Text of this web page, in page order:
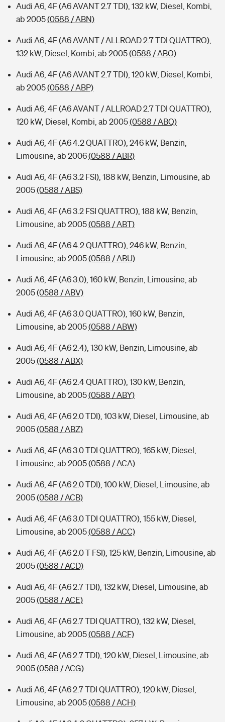
Audi A6, 4F (A6 AVANT 2.7 TDI), 132 kW, Diesel, Kombi,
ab 2005(0588 / ABN)
Audi A6, 4F (A6 AVANT / ALLROAD 2.7 TDI QUATTRO),
132 kW, Diesel, Kombi, ab 2005(0588 / ABO)
Audi A6, 4F (A6 AVANT 2.7 TDI), 120 kW, Diesel, Kombi,
ab 2005(0588 / ABP)
Audi A6, 4F (A6 AVANT / ALLROAD 2.7 TDI QUATTRO),
120 kW, Diesel, Kombi, ab 2005(0588 / ABQ)
Audi A6, 4F (A6 4.2 QUATTRO), 246 kW, Benzin,
Limousine, ab 2006(0588 / ABR)
Audi A6, 4F (A6 3.2 FSI), 188 kW, Benzin, Limousine, ab
2005(0588 / ABS)
Audi A6, 4F (A6 3.2 FSI QUATTRO), 188 kW, Benzin,
Limousine, ab 2005(0588 / ABT)
Audi A6, 4F (A6 4.2 QUATTRO), 246 kW, Benzin,
Limousine, ab 2005(0588 / ABU)
Audi A6, 4F (A6 3.0), 160 kW, Benzin, Limousine, ab
2005(0588 / ABV)
Audi A6, 4F (A6 3.0 QUATTRO), 160 kW, Benzin,
Limousine, ab 2005(0588 / ABW)
Audi A6, 4F (A6 2.4), 130 kW, Benzin, Limousine, ab
2005(0588 / ABX)
Audi A6, 4F (A6 2.4 QUATTRO), 130 kW, Benzin,
Limousine, ab 2005(0588 / ABY)
Audi A6, 4F (A6 2.0 TDI), 103 kW, Diesel, Limousine, ab
2005(0588 / ABZ)
Audi A6, 4F (A6 3.0 TDI QUATTRO), 165 kW, Diesel,
Limousine, ab 2005(0588 / ACA)
Audi A6, 4F (A6 2.0 TDI), 100 kW, Diesel, Limousine, ab
2005(0588 / ACB)
Audi A6, 4F (A6 3.0 TDI QUATTRO), 155 kW, Diesel,
Limousine, ab 2005(0588 / ACC)
Audi A6, 4F (A6 2.0 T FSI), 125 kW, Benzin, Limousine, ab
2005(0588 / ACD)
Audi A6, 4F (A6 2.7 TDI), 132 kW, Diesel, Limousine, ab
2005(0588 / ACE)
Audi A6, 4F (A6 2.7 TDI QUATTRO), 132 kW, Diesel,
Limousine, ab 2005(0588 / ACF)
Audi A6, 4F (A6 2.7 TDI), 120 kW, Diesel, Limousine, ab
2005(0588 / ACG)
Audi A6, 4F (A6 2.7 TDI QUATTRO), 120 kW, Diesel,
Limousine, ab 2005(0588 / ACH)